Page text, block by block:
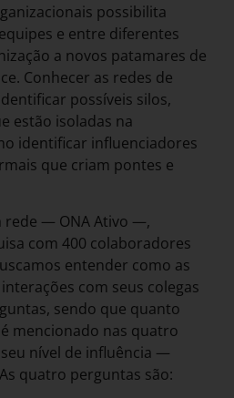
possibilita
e entre diferentes
a novos patamares de
Conhecer as redes de
possíveis silos,
estão isoladas na
identificar influenciadores
que criam pontes e
rede — ONA Ativo —,
com 400 colaboradores
entender como as
com seus colegas
sendo que quanto
mencionado nas quatro
nível de influência —
quatro perguntas são: